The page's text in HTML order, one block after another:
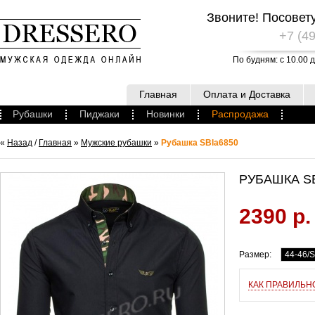
Звоните!
+7
По будням: с 10.00
Главная
Оплата и Доставка
Рубашки
Пиджаки Новинки Распродажа
« Назад / Главная » Мужские рубашки » Рубашка SBla6850
РУБАШКА
2390 р.
Размер: 44-46/S
КАК